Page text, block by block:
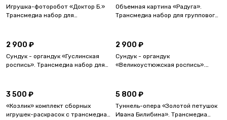
Игрушка-фоторобот «Доктор Б.»
Трансмедиа набор для
Объемная картина «Радуга».
Трансмедиа набор для группового
2 900 ₽
Сундук - органдук «Гуслинская
роспись». Трансмедиа набор для
2 900 ₽
Сундук - органдук
«Великоустюжская роспись».
образца.
3 500 ₽
«Козлик» комплект сборных
игрушек-раскрасок с трансмедиа-
5 800 ₽
Туннель-опера «Золотой петушок
Ивана Билибина». Трансмедиа